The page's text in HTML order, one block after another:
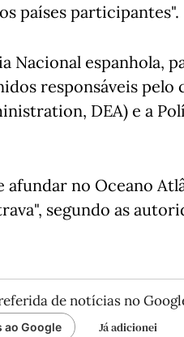
países participantes".
Nacional espanhola,
responsáveis pelo
DEA) e a
afundar no Oceano
segundo as
de notícias no
ao Google Já adicionei